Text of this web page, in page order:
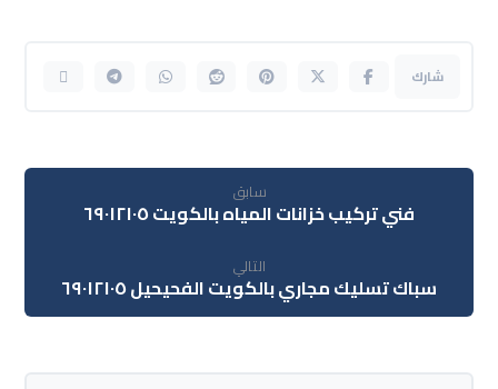
سابق
فني تركيب خزانات المياه بالكويت ٦٩٠١٢١٠٥
التالي
سباك تسليك مجاري بالكويت الفحيحيل ٦٩٠١٢١٠٥